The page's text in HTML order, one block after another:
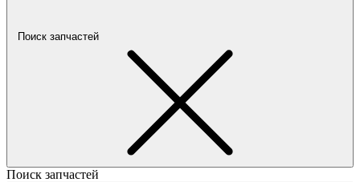
Поиск запчастей
Поиск запчастей